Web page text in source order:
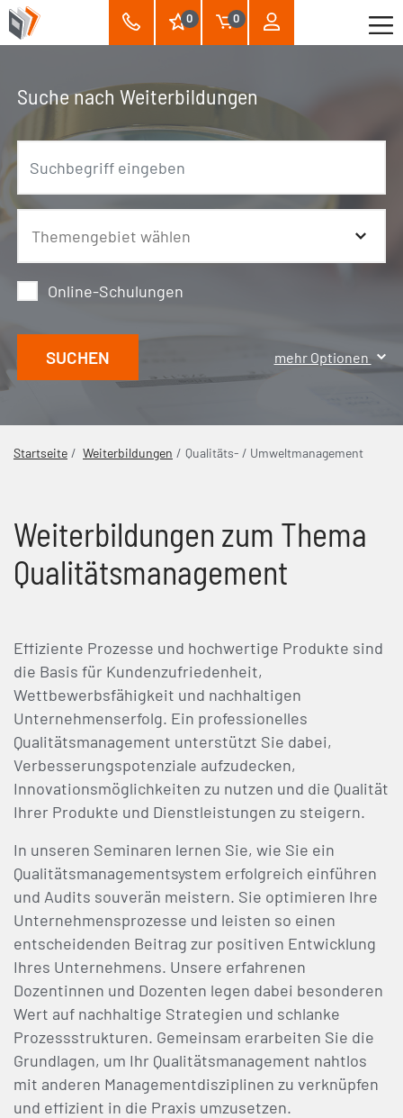
0 0
Suche nach Weiterbildungen
Online-Schulungen
SUCHEN mehr Optionen
Startseite Weiterbildungen Qualitäts- / Umweltmanagement
Weiterbildungen zum Thema
Qualitätsmanagement
Effiziente Prozesse und hochwertige Produkte sind
die Basis für Kundenzufriedenheit,
Wettbewerbsfähigkeit und nachhaltigen
Unternehmenserfolg. Ein professionelles
Qualitätsmanagement unterstützt Sie dabei,
Verbesserungspotenziale aufzudecken,
Innovationsmöglichkeiten zu nutzen und die Qualität
Ihrer Produkte und Dienstleistungen zu steigern.
In unseren Seminaren lernen Sie, wie Sie ein
Qualitätsmanagementsystem erfolgreich einführen
und Audits souverän meistern. Sie optimieren Ihre
Unternehmensprozesse und leisten so einen
entscheidenden Beitrag zur positiven Entwicklung
Ihres Unternehmens. Unsere erfahrenen
Dozentinnen und Dozenten legen dabei besonderen
Wert auf nachhaltige Strategien und schlanke
Prozessstrukturen. Gemeinsam erarbeiten Sie die
Grundlagen, um Ihr Qualitätsmanagement nahtlos
mit anderen Managementdisziplinen zu verknüpfen
und effizient in die Praxis umzusetzen.